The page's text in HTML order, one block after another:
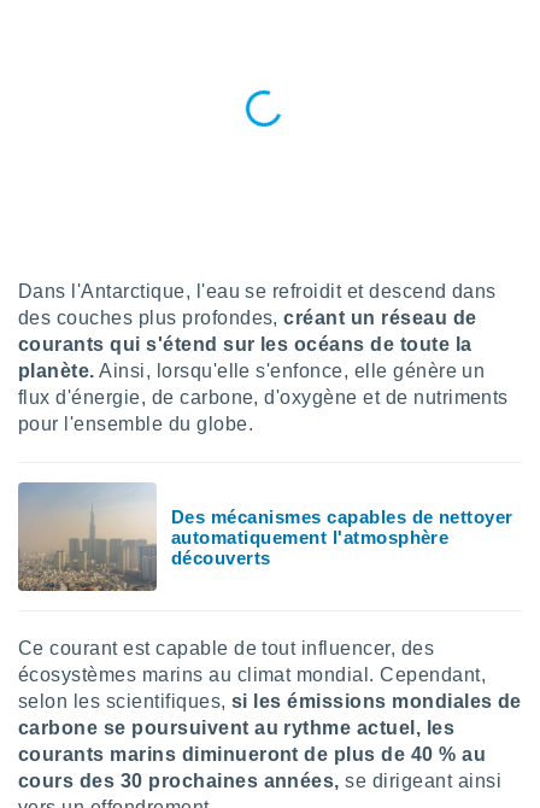
à
des
de
web.
les
Dans l'Antarctique, l'eau se refroidit et descend dans
des couches plus profondes,créant un réseau de
courants qui s'étend sur les océans de toute la
planète. Ainsi, lorsqu'elle s'enfonce, elle génère un
flux d'énergie, de carbone, d'oxygène et de nutriments
pour l'ensemble du globe.
Des mécanismes capables de nettoyer
automatiquement l'atmosphère
découverts
Ce courant est capable de tout influencer, des
écosystèmes marins au climat mondial. Cependant,
selon les scientifiques, si les émissions mondiales de
carbone se poursuivent au rythme actuel, les
courants marins diminueront de plus de 40 % au
cours des 30 prochaines années,se dirigeant ainsi